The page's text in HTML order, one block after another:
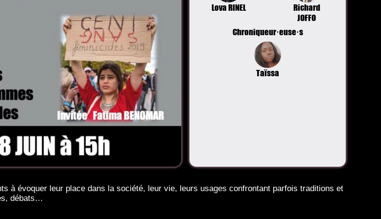
Lova RINEL
Richard
JOFFO
Chroniqueur·euse·s
Taïssa
à évoquer leur place dans la société, leur vie, leurs usages confrontant parfois traditions et
débats…